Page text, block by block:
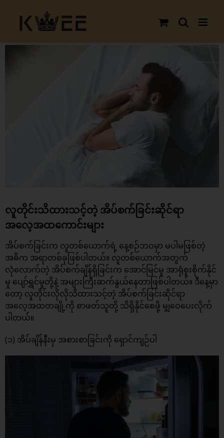
content
လူတိုင်းသိထားသင့်တဲ့ အိပ်စက်ခြင်းဆိုင်ရာ
အလေ့အထကောင်းများ
အိပ်စက်ခြင်းက လူတစ်ယောက်ရဲ့ နေ့စဉ်ဘဝမှာ မပါမဖြစ်တဲ့
အဓိက အရာတစ်ခုဖြစ်ပါတယ်။ လူတစ်ယောက်အတွက်
လုံလောက်တဲ့ အိပ်စက်ချိန်ရှိခြင်းက အောင်မြင်မှု အာရုံစူးစိုက်နိုင်
မှု ပျော်ရွှင်မှုတို့နဲ့ အများကြီးဆက်နွယ်နေတာဖြစ်ပါတယ်။ ဒီနေ့မှာ
တော့ လူတိုင်းလိုလိုသိထားသင့်တဲ့ အိပ်စက်ခြင်းဆိုင်ရာ
အလေ့အထတချို့ကို စာဖတ်သူတို့ သိရှိနိုင်စေဖို့ မျှဝေပေးလိုက်
ပါတယ်။
(၁) အိပ်ချိန်နီးမှ အစားစာခြင်းကို ရှောင်ကျဉ်ပါ